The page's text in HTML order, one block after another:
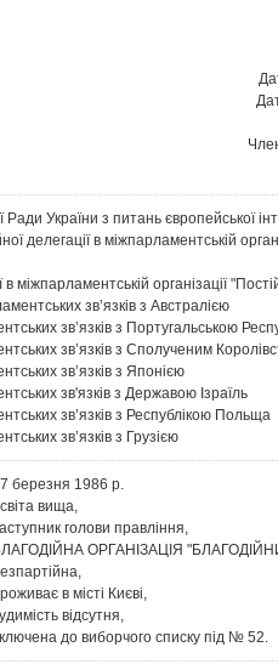
України з питань європейської
делегації в міжпарламентській
в міжпарламентській організації
зв’язків з Австралією
зв’язків з Португальською
зв’язків з Сполученим
зв’язків з Японією
зв'язків з Державою Ізраїль
зв’язків з Республікою Польща
зв’язків з Грузією
березня 1986 р.
вища,
голови правління,
ОРГАНІЗАЦІЯ
в місті Києві,
відсутня,
до виборчого списку під № 52.